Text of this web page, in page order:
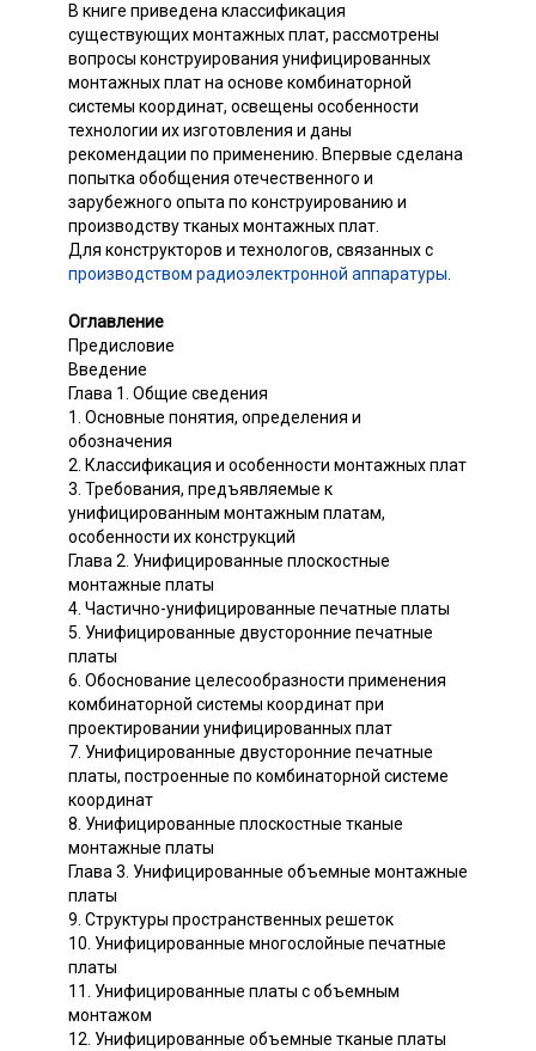
В книге приведена классификация
существующих монтажных плат, рассмотрены
вопросы конструирования унифицированных
монтажных плат на основе комбинаторной
системы координат, освещены особенности
технологии их изготовления и даны
рекомендации по применению. Впервые сделана
попытка обобщения отечественного и
зарубежного опыта по конструированию и
производству тканых монтажных плат.
Для конструкторов и технологов, связанных с
производством радиоэлектронной аппаратуры
Оглавление
Предисловие
Введение
Глава 1. Общие сведения
1. Основные понятия, определения и
обозначения
2. Классификация и особенности монтажных плат
3. Требования, предъявляемые к
унифицированным монтажным платам,
особенности их конструкций
Глава 2. Унифицированные плоскостные
монтажные платы
4. Частично-унифицированные печатные платы
5. Унифицированные двусторонние печатные
платы
6. Обоснование целесообразности применения
комбинаторной системы координат при
проектировании унифицированных плат
7. Унифицированные двусторонние печатные
платы, построенные по комбинаторной системе
координат
8. Унифицированные плоскостные тканые
монтажные платы
Глава 3. Унифицированные объемные монтажные
платы
9. Структуры пространственных решеток
10. Унифицированные многослойные печатные
платы
11. Унифицированные платы с объемным
монтажом
12. Унифицированные объемные тканые платы